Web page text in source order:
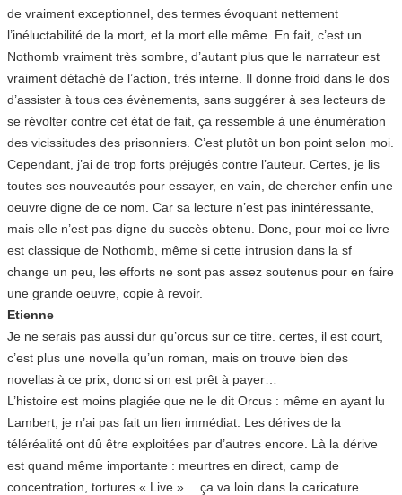
de vraiment exceptionnel, des termes évoquant nettement
l’inéluctabilité de la mort, et la mort elle même. En fait, c’est un
Nothomb vraiment très sombre, d’autant plus que le narrateur est
vraiment détaché de l’action, très interne. Il donne froid dans le dos
d’assister à tous ces évènements, sans suggérer à ses lecteurs de
se révolter contre cet état de fait, ça ressemble à une énumération
des vicissitudes des prisonniers. C’est plutôt un bon point selon moi.
Cependant, j’ai de trop forts préjugés contre l’auteur. Certes, je lis
toutes ses nouveautés pour essayer, en vain, de chercher enfin une
oeuvre digne de ce nom. Car sa lecture n’est pas inintéressante,
mais elle n’est pas digne du succès obtenu. Donc, pour moi ce livre
est classique de Nothomb, même si cette intrusion dans la sf
change un peu, les efforts ne sont pas assez soutenus pour en faire
une grande oeuvre, copie à revoir.
Etienne
Je ne serais pas aussi dur qu’orcus sur ce titre. certes, il est court,
c’est plus une novella qu’un roman, mais on trouve bien des
novellas à ce prix, donc si on est prêt à payer…
L’histoire est moins plagiée que ne le dit Orcus : même en ayant lu
Lambert, je n’ai pas fait un lien immédiat. Les dérives de la
téléréalité ont dû être exploitées par d’autres encore. Là la dérive
est quand même importante : meurtres en direct, camp de
concentration, tortures « Live »… ça va loin dans la caricature.